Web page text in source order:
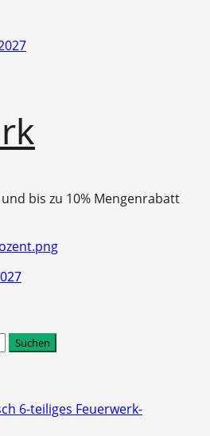
bis zu 10% Mengenrabatt
6-teiliges Feuerwerk-